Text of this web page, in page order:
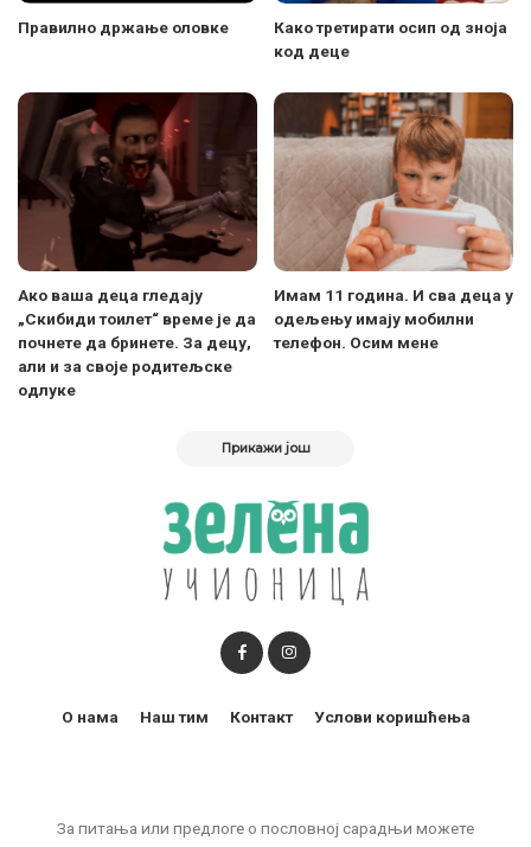
Правилно држање оловке
Како третирати осип од зноја
код деце
Ако ваша деца гледају
„Скибиди тоилет“ време је да
почнете да бринете. За децу,
али и за своје родитељске
одлуке
Имам 11 година. И сва деца у
одељењу имају мобилни
телефон. Осим мене
Прикажи још
За питања или предлоге о пословној сарадњи можете
О нама Наш тим Контакт Услови коришћења